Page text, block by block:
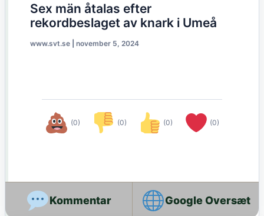
Sex män åtalas efter
rekordbeslaget av knark i Umeå
www.svt.se november 5, 2024
(0) (0) (0) (0)
Google Oversæt